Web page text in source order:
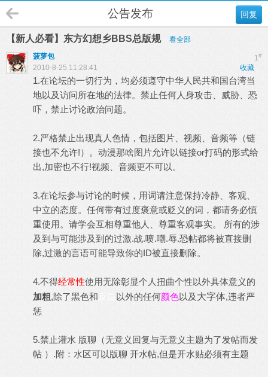
回复
公告发布
【新人必看】东方幻想乡BBS总版规 看全部
1#
菠萝包
收藏
2010-8-25 11:28:41
1.在论坛的一切行为，均必须遵守中华人民共和国台湾当
地以及访问所在地的法律。禁止任何人身攻击、威胁、恐
吓，禁止讨论政治问题。
2.严格禁止出现真人色情，包括图片、视频、音频等（链
接也不允许!）。动漫那啥图片允许以链接or打码的形式给
出,加密也不行!视频、音频更不可以。
3.在论坛参与讨论的时候，用词请注意保持冷静、客观、
中立的态度。任何带有过度褒意或贬义的词，都请务必慎
重使用。请学会互相尊重他人、尊重客观事实。 所有的涉
及到与可能涉及到的过激.战.喷.嘲.辱.恐帖都将被直接删
除,过激的言语可能导致你的ID被直接删除。
4.不得经常性使用无除彰显个人扭曲个性以外具体意义的
加粗,除了黑色和 以外的任何颜色以及 大字体,违者严
惩
5.禁止灌水 版聊（无意义回复与无意义主题为了发帖而发
帖 ）.附：水区可以版聊 开水帖,但是开水贴必须有主题